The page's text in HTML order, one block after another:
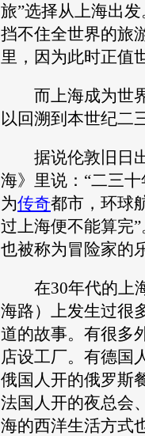
旅”选择从上海出
挡不住全世界的旅
里，因为此时正值
而上海成为世
以回溯到本世纪二
据说伦敦旧日
海》里说：“二三
为传奇都市，环球
过上海便不能算完
也被称为冒险家的
在30年代的上
海路）上发生过很
道的故事。有很多
店设工厂。有德国
俄国人开的俄罗斯
法国人开的夜总
海的西洋生活方式